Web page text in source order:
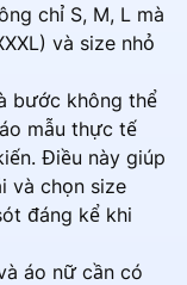
chỉ S, M, L mà
và size nhỏ
bước không thể
mẫu thực tế
Điều này giúp
và chọn size
đáng kể khi
áo nữ cần có